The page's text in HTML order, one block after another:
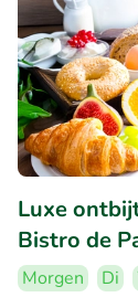
Luxe
Bistro de
Morgen Di